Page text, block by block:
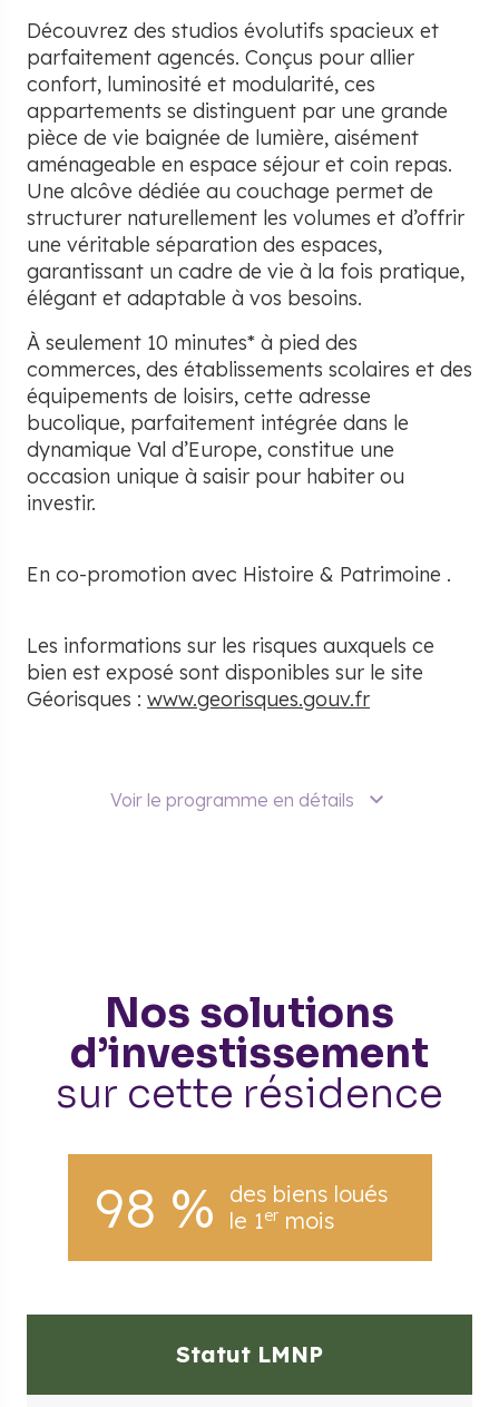
Découvrez des studios évolutifs spacieux et
parfaitement agencés. Conçus pour allier
confort, luminosité et modularité, ces
appartements se distinguent par une grande
pièce de vie baignée de lumière, aisément
aménageable en espace séjour et coin repas.
Une alcôve dédiée au couchage permet de
structurer naturellement les volumes et d’offrir
une véritable séparation des espaces,
garantissant un cadre de vie à la fois pratique,
élégant et adaptable à vos besoins.
À seulement 10 minutes* à pied des
commerces, des établissements scolaires et des
équipements de loisirs, cette adresse
bucolique, parfaitement intégrée dans le
dynamique Val d’Europe, constitue une
occasion unique à saisir pour habiter ou
investir.
En co-promotion avec Histoire & Patrimoine .
Les informations sur les risques auxquels ce
bien est exposé sont disponibles sur le site
Géorisques : www.georisques.gouv.fr
Voir le programme en détails
Nos solutions
d’investissement
sur cette résidence
98 %
des biens loués
le 1ermois
Statut LMNP